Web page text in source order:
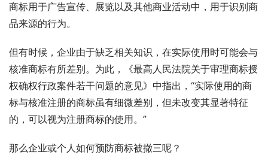
商标用于广告宣传、展览以及其他商业活动中，用于识别商
品来源的行为。
但有时候，企业由于缺乏相关知识，在实际使用时可能会与
核准商标有所差别。为此，《最高人民法院关于审理商标授
权确权行政案件若干问题的意见》中指出，“实际使用的商
标与核准注册的商标虽有细微差别，但未改变其显著特征
的，可以视为注册商标的使用。”
那么企业或个人如何预防商标被撤三呢？